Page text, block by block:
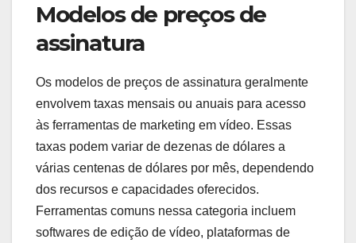
Modelos de preços de
assinatura
Os modelos de preços de assinatura geralmente
envolvem taxas mensais ou anuais para acesso
às ferramentas de marketing em vídeo. Essas
taxas podem variar de dezenas de dólares a
várias centenas de dólares por mês, dependendo
dos recursos e capacidades oferecidos.
Ferramentas comuns nessa categoria incluem
softwares de edição de vídeo, plataformas de